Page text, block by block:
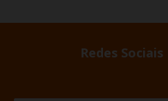
Redes Sociais